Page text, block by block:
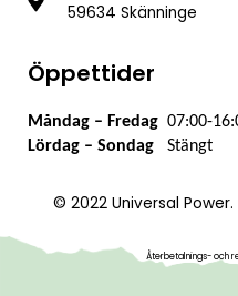
59634 Skänninge
Öppettider
Måndag – Fredag 07:00-
Lördag – Sondag Stängt
© 2022 Universal
Återbetalnings- och